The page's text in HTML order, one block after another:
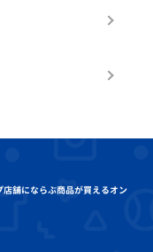
店舗にならぶ商品が買えるオン